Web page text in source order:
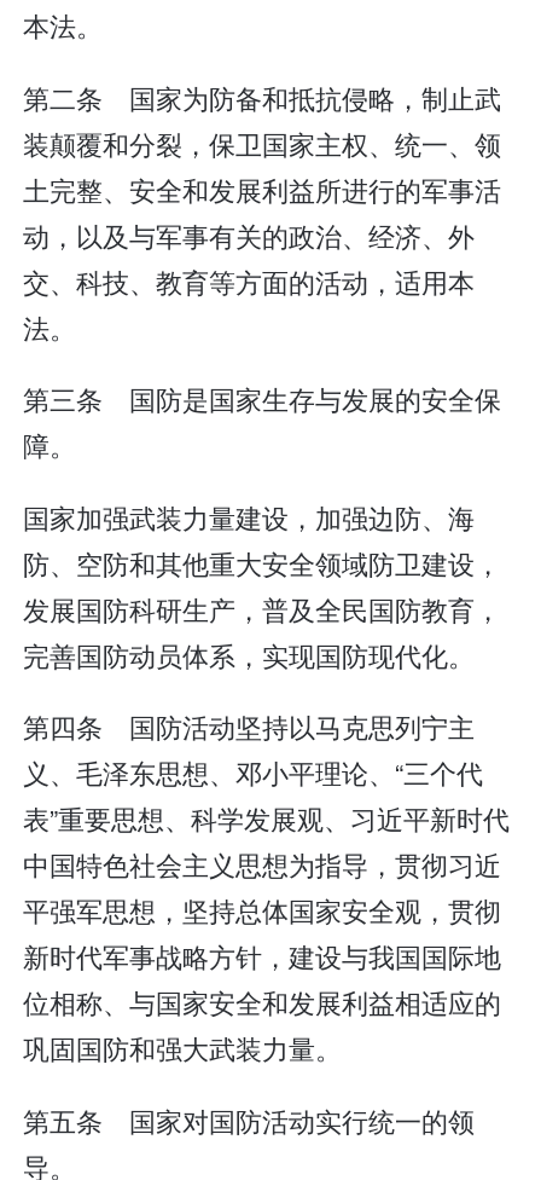
本法。
第二条 国家为防备和抵抗侵略，制止武
装颠覆和分裂，保卫国家主权、统一、领
土完整、安全和发展利益所进行的军事活
动，以及与军事有关的政治、经济、外
交、科技、教育等方面的活动，适用本
法。
第三条 国防是国家生存与发展的安全保
障。
国家加强武装力量建设，加强边防、海
防、空防和其他重大安全领域防卫建设，
发展国防科研生产，普及全民国防教育，
完善国防动员体系，实现国防现代化。
第四条 国防活动坚持以马克思列宁主
义、毛泽东思想、邓小平理论、“三个代
表”重要思想、科学发展观、习近平新时代
中国特色社会主义思想为指导，贯彻习近
平强军思想，坚持总体国家安全观，贯彻
新时代军事战略方针，建设与我国国际地
位相称、与国家安全和发展利益相适应的
巩固国防和强大武装力量。
第五条 国家对国防活动实行统一的领
导。